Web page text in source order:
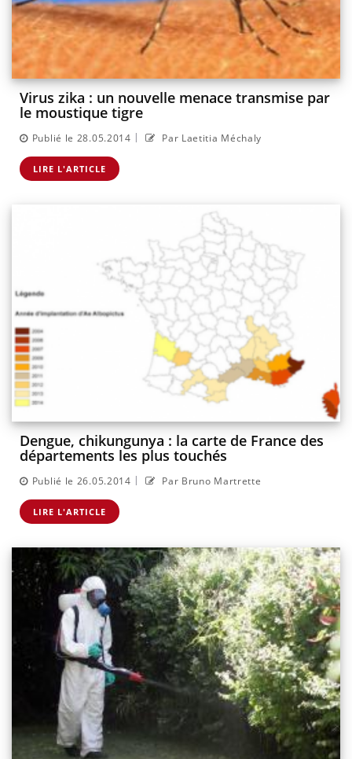
Virus zika : un nouvelle menace transmise par
le moustique tigre
Publié le 28.05.2014 | Par Laetitia Méchaly
LIRE L'ARTICLE
Dengue, chikungunya : la carte de France des
départements les plus touchés
Publié le 26.05.2014 | Par Bruno Martrette
LIRE L'ARTICLE